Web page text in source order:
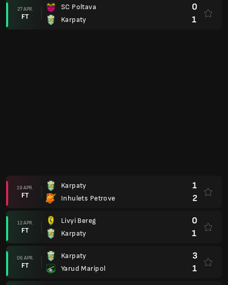
27 APR.
FT
SC Poltava
Karpaty
0
1
19 APR.
FT
Karpaty
Inhulets Petrove
1
2
12 APR.
FT
Livyi Bereg
Karpaty
0
1
06 APR.
FT
Karpaty
Yarud Maripol
3
1